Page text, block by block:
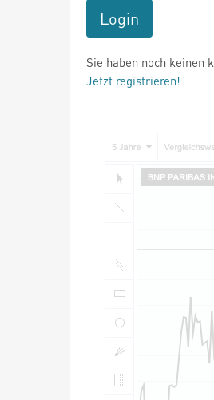
Login
Sie haben noch keinen
Jetzt registrieren!